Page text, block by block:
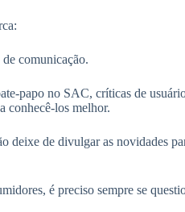
comunicação.
papo no SAC, críticas de
conhecê-los melhor.
de divulgar as novidades
é preciso sempre se